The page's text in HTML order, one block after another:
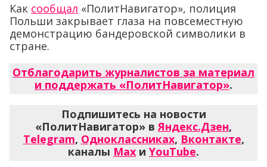
Как сообщал «ПолитНавигатор», полиция
Польши закрывает глаза на повсеместную
демонстрацию бандеровской символики в
стране.
Отблагодарить журналистов за материал
и поддержать «ПолитНавигатор».
Подпишитесь на новости
«ПолитНавигатор» в Яндекс.Дзен,
Telegram, Одноклассниках, Вконтакте,
каналы Max и YouTube.